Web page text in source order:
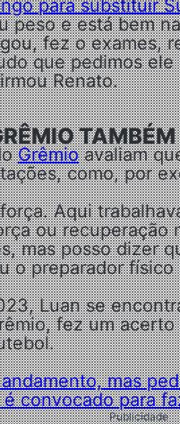
para substituir
peso e está bem
fez o exames,
que pedimos
Renato.
Grêmioavaliam
como, por
Aqui
ou
mas posso dizer
o preparador
Luan se
fez um
mas
convocado para
Publicidade